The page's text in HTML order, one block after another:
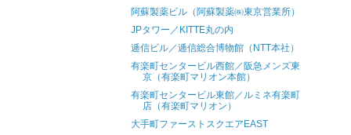
阿蘇製薬ビル（阿蘇製薬㈱東京営業所）
JPタワー／KITTE丸の内
逓信ビル／逓信総合博物館（NTT本社）
有楽町センタービル西館／阪急メンズ東
京（有楽町マリオン本館）
有楽町センタービル東館／ルミネ有楽町
店（有楽町マリオン）
大手町ファーストスクエアEAST